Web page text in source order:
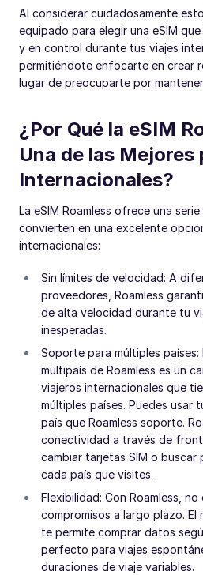
Al considerar cuidadosamente
equipado para elegir una eSIM
y en control durante tus viajes
permitiéndote enfocarte en crear
lugar de preocuparte por
¿Por Qué la eSIM
Una de las Mejores
Internacionales?
La eSIM Roamless ofrece una
convierten en una excelente
internacionales:
Sin límites de velocidad: A
proveedores, Roamless
de alta velocidad durante tu
inesperadas.
Soporte para múltiples
multipaís de Roamless es un
viajeros internacionales que
múltiples países. Puedes usar
país que Roamless soporte.
conectividad a través de
cambiar tarjetas SIM o buscar
cada país que visites.
Flexibilidad: Con Roamless,
compromisos a largo plazo.
te permite comprar datos
perfecto para viajes
duraciones de viaje variables.